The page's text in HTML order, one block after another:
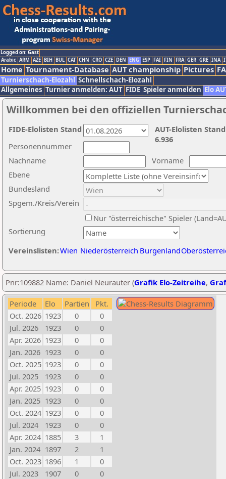
Logged on: Gast
Arabic ARM AZE BIH BUL CAT CHN CRO CZE DEN ENG ESP FAI FIN FRA GER GRE INA
Home Tournament-Database AUT championship Pictures
Turnierschach-Elozahl Schnellschach-Elozahl
Allgemeines Turnier anmelden: AUT FIDE Spieler anmelden Elo
Willkommen bei den offiziellen
Nachname
Vorname
Ebene
Sortierung
Personennummer
Bundesland
Spgem./Kreis/Verein
Nur "österreichische" Spieler
Vereinslisten:Wien Niederösterreich Burgenland
AUT-Elolisten
6.936
FIDE-Elolisten Stand
Pnr:109882 Name: Daniel Neurauter (Grafik Elo-Zeitreihe,
Periode Elo Partien
Pkt.
Oct. 2026 1923 0
0
Jul. 2026
1923 0
0
Apr. 2026 1923 0
0
Jan. 2026 1923 0
0
Oct. 2025 1923 0
0
Jul. 2025
1923 0
0
Apr. 2025 1923 0
0
Jan. 2025 1923 0
0
Oct. 2024 1923 0
0
Jul. 2024
1923 0
0
Apr. 2024 1885 3
1
Jan. 2024 1897 2
1
Oct. 2023 1896 1
0
Jul. 2023
1907 0
0